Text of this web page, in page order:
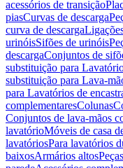
acessórios de transição
piasCurvas de descarga
curva de descarga
urinóisSifões de urinóis
descargaConjuntos de
substituição para
substituição para Lava-
para Lavatórios de
complementaresColunas
Conjuntos de lava-mãos
lavatórioMóveis de casa
lavatóriosPara lavatórios
baixosArmários altos